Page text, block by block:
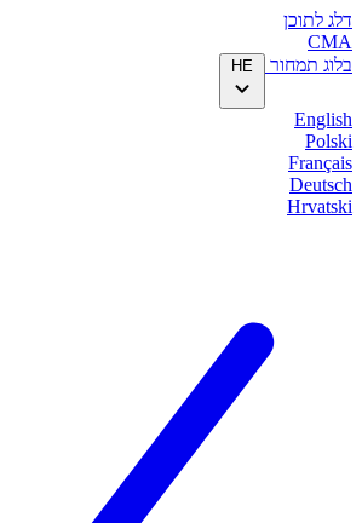
דלג לתוכן
CMA
בלוג תמחור HE
English
Polski
Français
Deutsch
Hrvatski